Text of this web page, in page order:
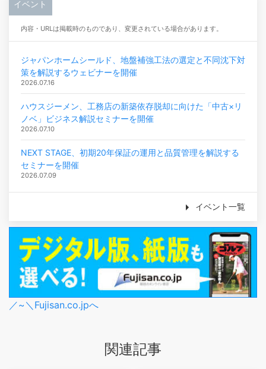
イベント
内容・URLは掲載時のものであり、変更されている場合があります。
ジャパンホームシールド、地盤補強工法の選定と不同沈下対
策を解説するウェビナーを開催
2026.07.16
ハウスジーメン、工務店の新築依存脱却に向けた「中古×リ
ノベ」ビジネス解説セミナーを開催
2026.07.10
NEXT STAGE、初期20年保証の運用と品質管理を解説する
セミナーを開催
2026.07.09
イベント一覧
／~＼Fujisan.co.jpへ
関連記事